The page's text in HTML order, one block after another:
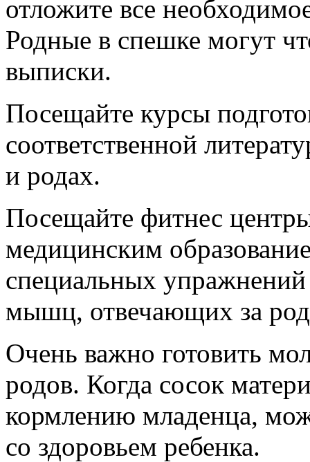
отложите все
Родные в спешке могут
выписки.
Посещайте курсы
соответственной
и родах.
Посещайте фитнес
медицинским
специальных
мышц, отвечающих за
Очень важно готовить
родов. Когда сосок
кормлению младенца,
со здоровьем ребенка.